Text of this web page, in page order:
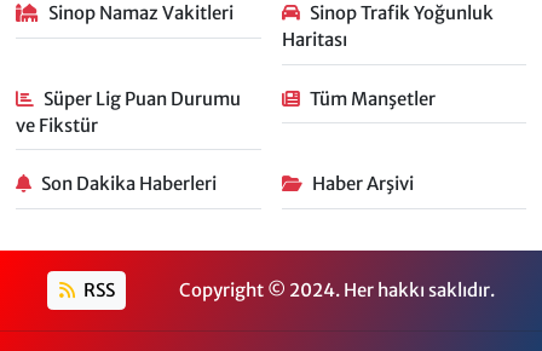
Sinop Namaz Vakitleri
Sinop Trafik Yoğunluk
Haritası
Süper Lig Puan Durumu
ve Fikstür
Tüm Manşetler
Son Dakika Haberleri Haber Arşivi
RSS Copyright © 2024. Her hakkı saklıdır.